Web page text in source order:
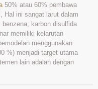
50% atau 60% pembawa
Hal ini sangat larut dalam
karbon disulfida
memiliki kelarutan
menggunakan
%) menjadi target utama
lain adalah dengan